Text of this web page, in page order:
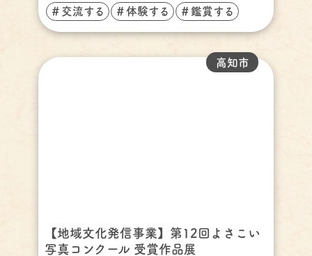
＃交流する ＃体験する ＃鑑賞する
【地域文化発信事業】第12回よさこい
写真コンクール 受賞作品展
高知市